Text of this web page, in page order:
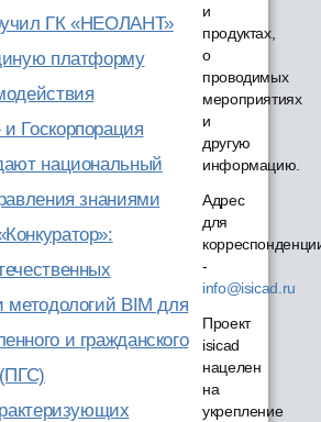
ГК «НЕОЛАНТ»
платформу
Госкорпорация
национальный
знаниями
методологий BIM для
и гражданского
и
продуктах,
о
проводимых
мероприятиях
и
другую
информацию.
Адрес
для
-
info@isicad.ru
Проект
isicad
нацелен
на
укрепление